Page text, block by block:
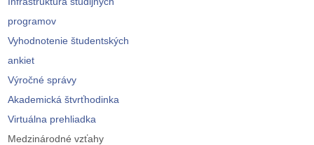
programov
Vyhodnotenie študentských
ankiet
Výročné správy
Akademická štvrťhodinka
Virtuálna prehliadka
Medzinárodné vzťahy